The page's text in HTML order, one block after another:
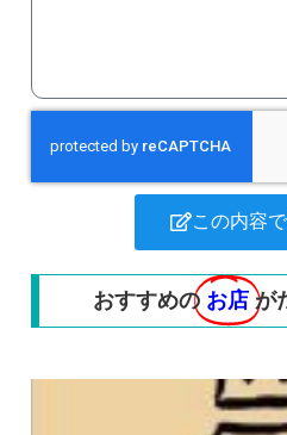
この内容
おすすめの お店 が